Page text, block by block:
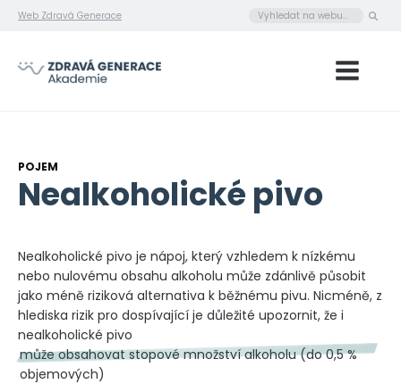
Web Zdravá Generace
POJEM
Nealkoholické pivo
Nealkoholické pivo je nápoj, který vzhledem k nízkému
nebo nulovému obsahu alkoholu může zdánlivě působit
jako méně riziková alternativa k běžnému pivu. Nicméně, z
hlediska rizik pro dospívající je důležité upozornit, že i
nealkoholické pivo
může obsahovat stopové množství alkoholu (do 0,5 %
objemových)